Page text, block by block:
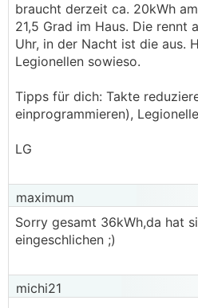
braucht derzeit ca. 20kWh
21,5 Grad im Haus. Die rennt
Uhr, in der Nacht ist die aus.
Legionellen sowieso.
Tipps für dich: Takte
einprogrammieren),
LG
maximum
Sorry gesamt 36kWh,da hat
eingeschlichen ;)
michi21